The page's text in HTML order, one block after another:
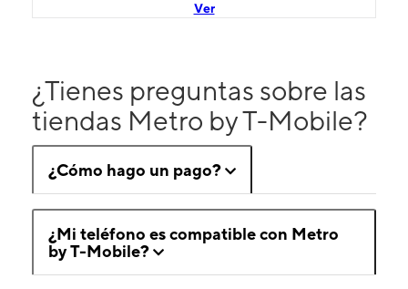
Ver
¿Tienes preguntas sobre las
tiendas Metro by T-Mobile?
¿Cómo hago un pago?
¿Mi teléfono es compatible con Metro
by T-Mobile?